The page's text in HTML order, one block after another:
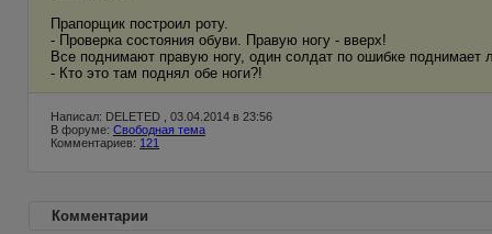
Прапорщик построил роту.
- Проверка состояния обуви. Правую ногу - вверх!
Все поднимают правую ногу, один солдат по ошибке
- Кто это там поднял обе ноги?!
Написал: DELETED , 03.04.2014 в 23:56
В форуме: Свободная тема
Комментариев: 121
Комментарии